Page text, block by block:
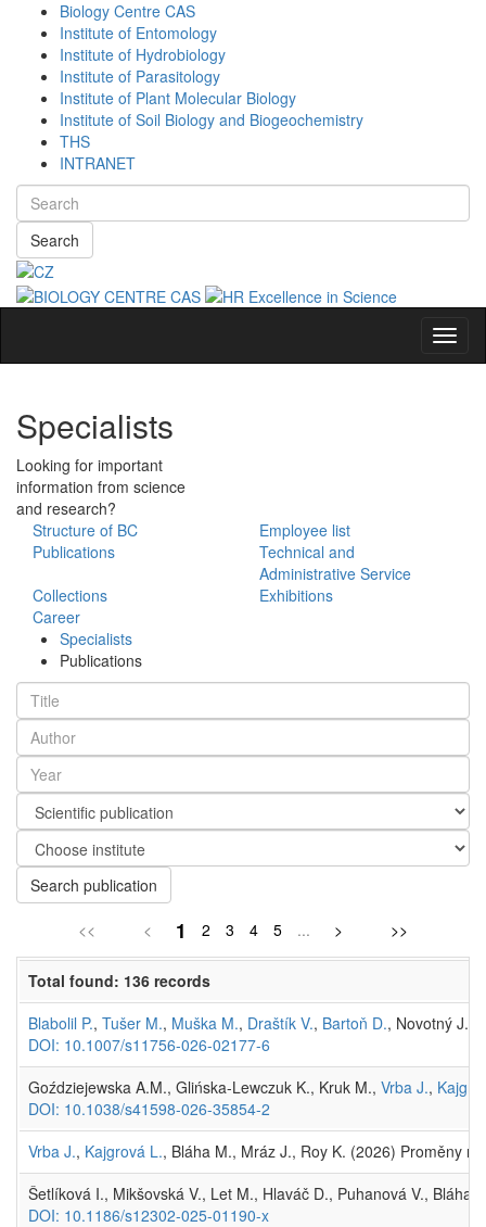
Biology Centre CAS
Institute of Entomology
Institute of Hydrobiology
Institute of Parasitology
Institute of Plant Molecular Biology
Institute of Soil Biology and Biogeochemistry
THS
INTRANET
Search
Specialists
Looking for important
information from science
and research?
Structure of BC
Employee list
Publications
Technical and
Administrative Service
Collections
Exhibitions
Career
Specialists
Publications
Search publication
<< < 1 2 3 4 5 ... > >>
Total found: 136 records
Blabolil P., Tušer M., Muška M., Draštík V., Bartoň D., Novotný J.,
DOI: 10.1007/s11756-026-02177-6
Goździejewska A.M., Glińska-Lewczuk K., Kruk M., Vrba J.,
DOI: 10.1038/s41598-026-35854-2
Vrba J., Kajgrová L., Bláha M., Mráz J., Roy K. (2026) Proměny
Šetlíková I., Mikšovská V., Let M., Hlaváč D., Puhanová V., Bláha
DOI: 10.1186/s12302-025-01190-x